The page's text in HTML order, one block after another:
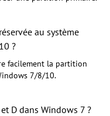
au système
?
facilement la partition
7/8/10.
D dans Windows 7 ?